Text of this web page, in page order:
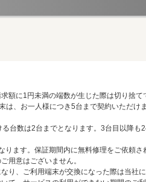
額に1円未満の端数が生じた際は切り捨て
は、お一人様につき5台まで契約いただ
台数は2台までとなります。3台目以降
ります。保証期間内に無料修理をご依頼
用意はございません。
り、ご利用端末が交換になった際は当社